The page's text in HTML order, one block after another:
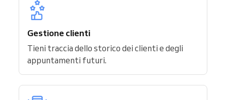
Gestione clienti
Tieni traccia dello storico dei clienti e degli
appuntamenti futuri.